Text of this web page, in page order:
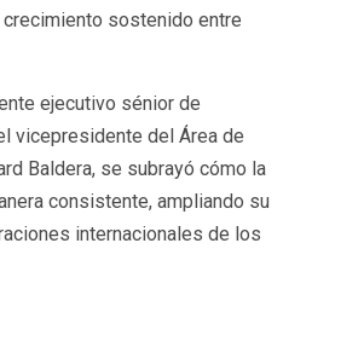
sostenido entre
ejecutivo sénior de
vicepresidente del Área de
Baldera, se subrayó cómo la
consistente, ampliando su
internacionales de los